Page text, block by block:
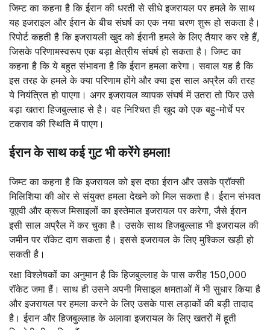
जिम्ट का कहना है कि ईरान की धरती से सीधे इजरायल पर हमले के साथ
यह इजराइल और ईरान के बीच संघर्ष का एक नया चरण शुरू हो सकता है।
रिपोर्ट कहती है कि इजरायली खुद को ईरानी हमले के लिए तैयार कर रहे हैं,
जिसके परिणामस्वरूप एक बड़ा क्षेत्रीय संघर्ष हो सकता है। जिम्ट का
कहना है कि ये बहुत संभावना है कि ईरान हमला करेगा। सवाल यह है कि
इस तरह के हमले के क्या परिणाम होंगे और क्या इस साल अप्रैल की तरह
ये नियंत्रित हो पाएगा। अगर इजरायल व्यापक संघर्ष में उतरा तो फिर उसे
बड़ा खतरा हिजबुल्लाह से है। वह निश्चित ही खुद को एक बहु-मोर्चे पर
टकराव की स्थिति में पाएग।
ईरान के साथ कई गुट भी करेंगे हमला!
जिम्ट का कहना है कि इजरायल को इस दफा ईरान और उसके प्रॉक्सी
मिलिशिया की ओर से संयुक्त हमला देखने को मिल सकता है। ईरान संभवत
यूएवी और क्रूज मिसाइलों का इस्तेमाल इजरायल पर करेगा, जैसे ईरान
इसी साल अप्रैल में कर चुका है। उसके साथ हिजबुल्लाह भी इजरायल की
जमीन पर रॉकेट दाग सकता है। इससे इजरायल के लिए मुश्किल खड़ी हो
सकती है।
रक्षा विश्लेषकों का अनुमान है कि हिजबुल्लाह के पास करीह 150,000
रॉकेट जमा हैं। साथ ही उसने अपनी मिसाइल क्षमताओं में भी सुधार किया है
और इजरायल पर हमला करने के लिए उसके पास लड़ाकों की बड़ी तादाद
है। ईरान और हिजबुल्लाह के अलावा इजरायल के लिए खतरों में हूती